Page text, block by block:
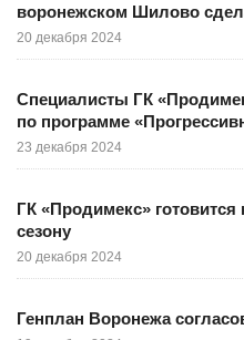
воронежском Шилово
20 декабря 2024
Специалисты ГК
по программе
23 декабря 2024
ГК «Продимекс»
сезону
20 декабря 2024
Генплан Воронежа